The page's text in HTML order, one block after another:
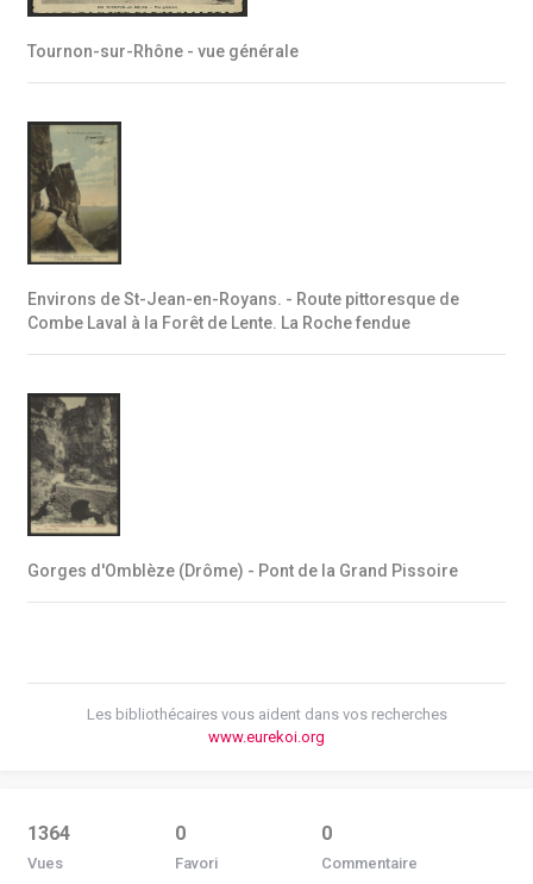
Tournon-sur-Rhône - vue générale
Environs de St-Jean-en-Royans. - Route pittoresque de
Combe Laval à la Forêt de Lente. La Roche fendue
Gorges d'Omblèze (Drôme) - Pont de la Grand Pissoire
Les bibliothécaires vous aident dans vos recherches
www.eurekoi.org
1364
Vues
0
Favori
0
Commentaire